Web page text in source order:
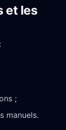
et les
;
manuels.